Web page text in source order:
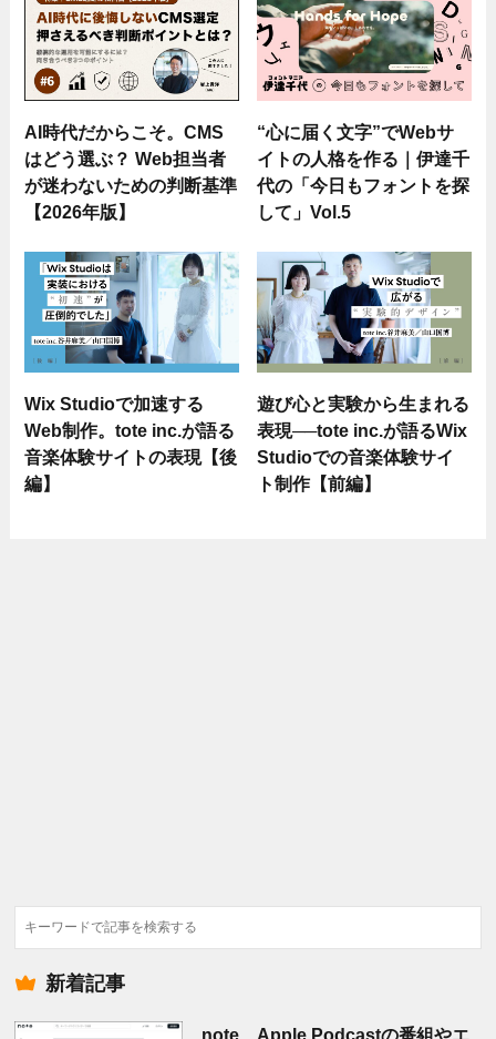
AI時代だからこそ。CMS
はどう選ぶ？ Web担当者
が迷わないための判断基準
【2026年版】
“心に届く文字”でWebサ
イトの人格を作る｜伊達千
代の「今日もフォントを探
して」Vol.5
Wix Studioで加速する
Web制作。tote inc.が語る
音楽体験サイトの表現【後
編】
遊び心と実験から生まれる
表現──tote inc.が語るWix
Studioでの音楽体験サイ
ト制作【前編】
検
索
新着記事
note、Apple Podcastの番組やエ